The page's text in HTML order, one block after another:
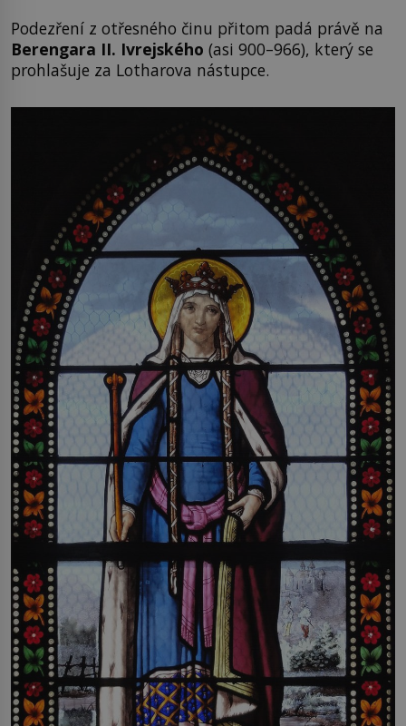
Podezření z otřesného činu přitom padá právě na
Berengara II. Ivrejského (asi 900–966), který se
prohlašuje za Lotharova nástupce.